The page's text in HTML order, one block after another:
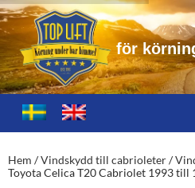
för körnin
Toplift.se – för körning under
HOPPA
TILL
Hem /Vindskydd till cabrioleter/
Toyota Celica T20 Cabriolet 1993 till